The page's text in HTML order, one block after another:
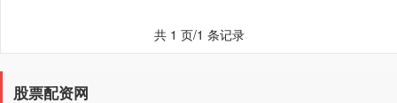
共 1 页/1 条记录
股票配资网